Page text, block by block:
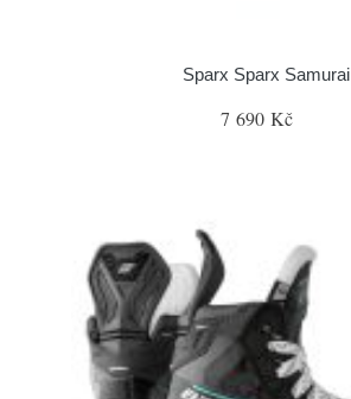
Sparx Sparx Samurai
7 690 Kč